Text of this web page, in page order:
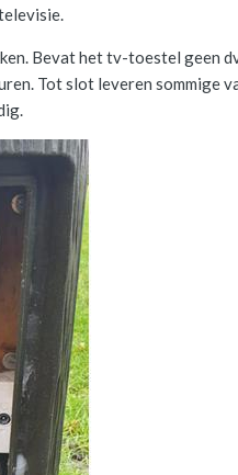
Bevat het tv-toestel geen
Tot slot leveren sommige